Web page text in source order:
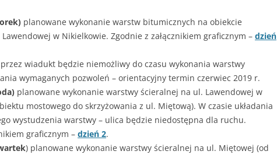
planowane wykonanie warstw bitumicznych na obiekcie
w Nikielkowie. Zgodnie z załącznikiem graficznym – dzień
wiadukt będzie niemożliwy do czasu wykonania warstwy
wymaganych pozwoleń – orientacyjny termin czerwiec 2019 r.
planowane wykonanie warstwy ścieralnej na ul. Lawendowej w
mostowego do skrzyżowania z ul. Miętową). W czasie układania
wystudzenia warstwy – ulica będzie niedostępna dla ruchu.
graficznym – dzień 2.
) planowane wykonanie warstwy ścieralnej na ul. Miętowej (od